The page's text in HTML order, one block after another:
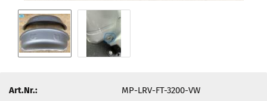
Art.Nr.:
MP-LRV-FT-3200-VW